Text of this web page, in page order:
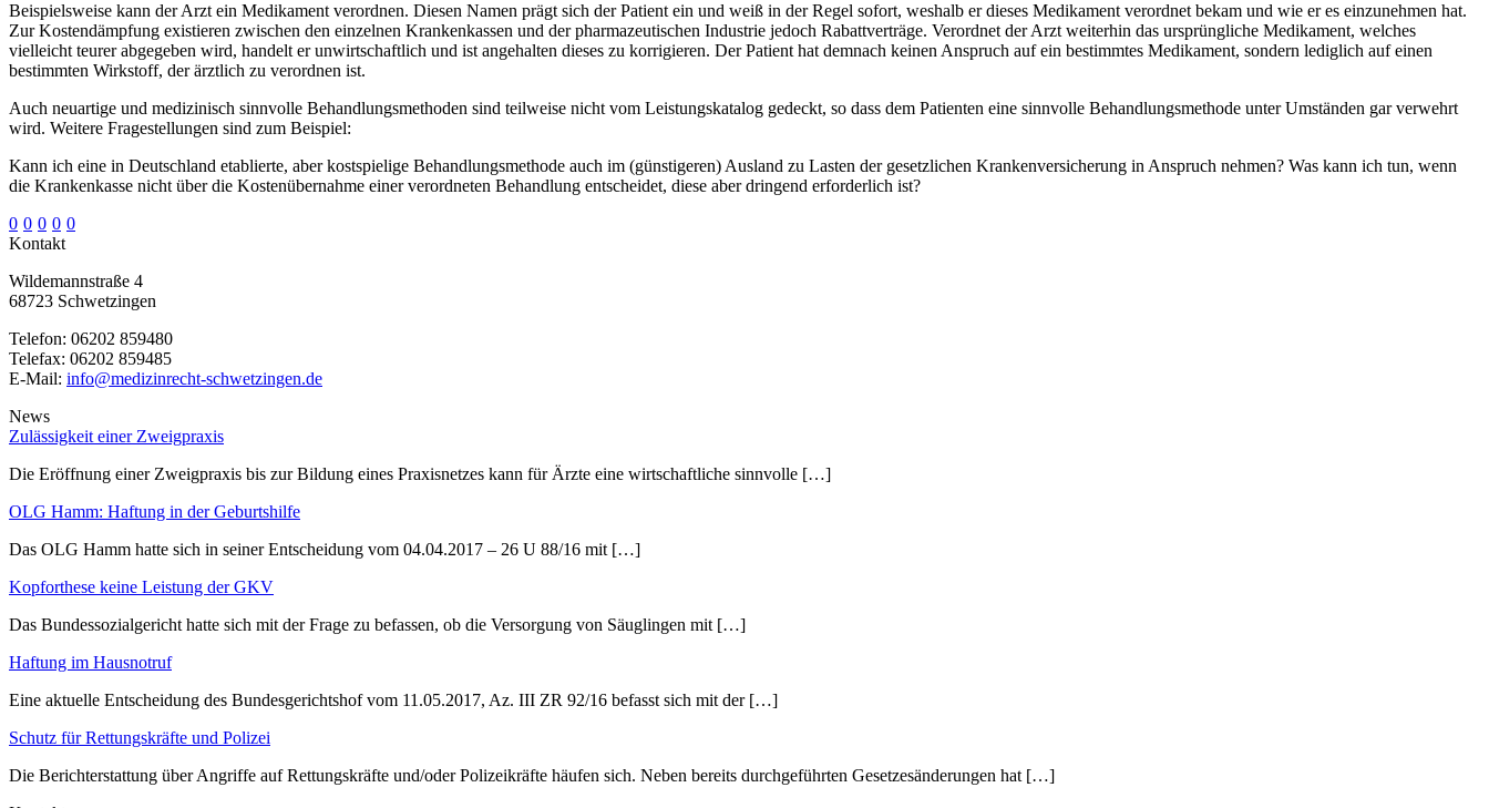
Beispielsweise kann der Arzt ein Medikament verordnen. Diesen Namen prägt sich der Patient ein und weiß in der Regel sofort, weshalb er dieses Medikament verordnet bekam und wie er es einzunehmen hat.
Zur Kostendämpfung existieren zwischen den einzelnen Krankenkassen und der pharmazeutischen Industrie jedoch Rabattverträge. Verordnet der Arzt weiterhin das ursprüngliche Medikament, welches
vielleicht teurer abgegeben wird, handelt er unwirtschaftlich und ist angehalten dieses zu korrigieren. Der Patient hat demnach keinen Anspruch auf ein bestimmtes Medikament, sondern lediglich auf einen
bestimmten Wirkstoff, der ärztlich zu verordnen ist.
Auch neuartige und medizinisch sinnvolle Behandlungsmethoden sind teilweise nicht vom Leistungskatalog gedeckt, so dass dem Patienten eine sinnvolle Behandlungsmethode unter Umständen gar verwehrt
wird. Weitere Fragestellungen sind zum Beispiel:
Kann ich eine in Deutschland etablierte, aber kostspielige Behandlungsmethode auch im (günstigeren) Ausland zu Lasten der gesetzlichen Krankenversicherung in Anspruch nehmen? Was kann ich tun, wenn
die Krankenkasse nicht über die Kostenübernahme einer verordneten Behandlung entscheidet, diese aber dringend erforderlich ist?
0 0 0 0 0
Kontakt
Wildemannstraße 4
68723 Schwetzingen
Telefon: 06202 859480
Telefax: 06202 859485
E-Mail: info@medizinrecht-schwetzingen.de
News
Zulässigkeit einer Zweigpraxis
Die Eröffnung einer Zweigpraxis bis zur Bildung eines Praxisnetzes kann für Ärzte eine wirtschaftliche sinnvolle […]
OLG Hamm: Haftung in der Geburtshilfe
Das OLG Hamm hatte sich in seiner Entscheidung vom 04.04.2017 – 26 U 88/16 mit […]
Kopforthese keine Leistung der GKV
Das Bundessozialgericht hatte sich mit der Frage zu befassen, ob die Versorgung von Säuglingen mit […]
Haftung im Hausnotruf
Eine aktuelle Entscheidung des Bundesgerichtshof vom 11.05.2017, Az. III ZR 92/16 befasst sich mit der […]
Schutz für Rettungskräfte und Polizei
Die Berichterstattung über Angriffe auf Rettungskräfte und/oder Polizeikräfte häufen sich. Neben bereits durchgeführten Gesetzesänderungen hat […]